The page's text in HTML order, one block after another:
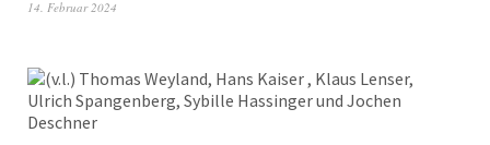
14. Februar 2024